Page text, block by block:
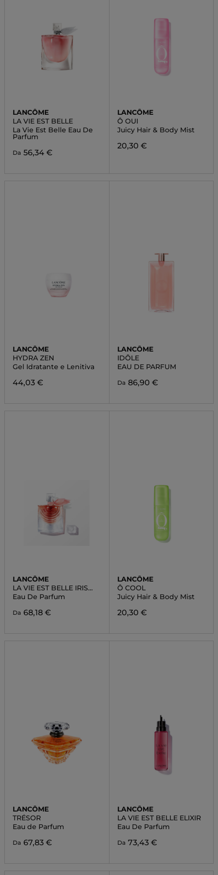
LANCÔME
LA VIE EST BELLE
La Vie Est Belle Eau De
Parfum
Da 56,34 €
LANCÔME
Ô OUI
Juicy Hair & Body Mist
20,30 €
LANCÔME
HYDRA ZEN
Gel Idratante e Lenitiva
44,03 €
LANCÔME
IDÔLE
EAU DE PARFUM
Da 86,90 €
LANCÔME
LA VIE EST BELLE IRIS
ABSOLU
Eau De Parfum
Da 68,18 €
LANCÔME
Ô COOL
Juicy Hair & Body Mist
20,30 €
LANCÔME
TRÉSOR
Eau de Parfum
Da 67,83 €
LANCÔME
LA VIE EST BELLE ELIXIR
Eau De Parfum
Da 73,43 €